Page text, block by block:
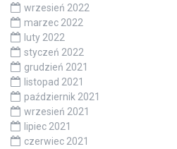
wrzesień 2022
marzec 2022
luty 2022
styczeń 2022
grudzień 2021
listopad 2021
październik 2021
wrzesień 2021
lipiec 2021
czerwiec 2021